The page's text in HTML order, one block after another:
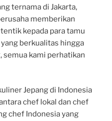
ternama di Jakarta,
memberikan
kepada para tamu
berkualitas hingga
semua kami perhatikan
Jepang di Indonesia
chef lokal dan chef
chef Indonesia yang